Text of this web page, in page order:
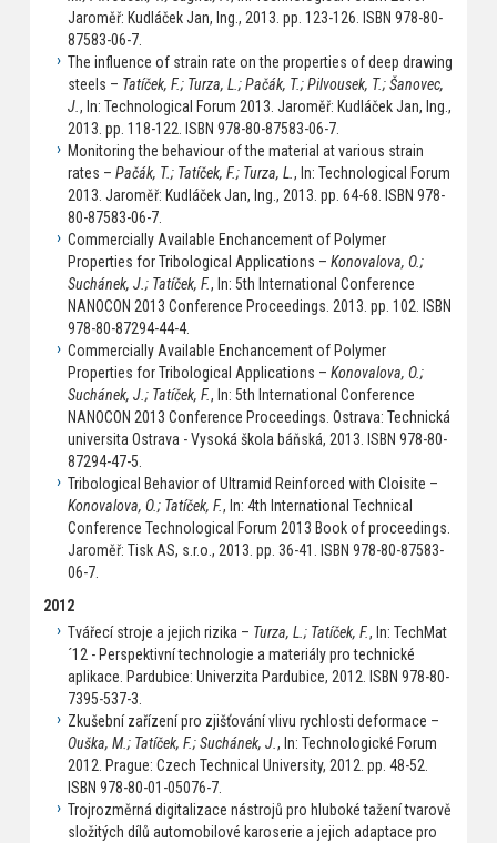
Jaroměř: Kudláček Jan, Ing., 2013. pp. 123-126. ISBN 978-80-
87583-06-7.
The influence of strain rate on the properties of deep drawing
steels – Tatíček, F.; Turza, L.; Pačák, T.; Pilvousek, T.; Šanovec,
J. , In: Technological Forum 2013. Jaroměř: Kudláček Jan, Ing.,
2013. pp. 118-122. ISBN 978-80-87583-06-7.
Monitoring the behaviour of the material at various strain
rates – Pačák, T.; Tatíček, F.; Turza, L. , In: Technological Forum
2013. Jaroměř: Kudláček Jan, Ing., 2013. pp. 64-68. ISBN 978-
80-87583-06-7.
Commercially Available Enchancement of Polymer
Properties for Tribological Applications – Konovalova, O.;
Suchánek, J.; Tatíček, F., In: 5th International Conference
NANOCON 2013 Conference Proceedings. 2013. pp. 102. ISBN
978-80-87294-44-4.
Commercially Available Enchancement of Polymer
Properties for Tribological Applications – Konovalova, O.;
Suchánek, J.; Tatíček, F., In: 5th International Conference
NANOCON 2013 Conference Proceedings. Ostrava: Technická
universita Ostrava - Vysoká škola báňská, 2013. ISBN 978-80-
87294-47-5.
Tribological Behavior of Ultramid Reinforced with Cloisite –
Konovalova, O.; Tatíček, F., In: 4th International Technical
Conference Technological Forum 2013 Book of proceedings.
Jaroměř: Tisk AS, s.r.o., 2013. pp. 36-41. ISBN 978-80-87583-
06-7.
2012
Tvářecí stroje a jejich rizika – Turza, L.; Tatíček, F., In: TechMat
´12 - Perspektivní technologie a materiály pro technické
aplikace. Pardubice: Univerzita Pardubice, 2012. ISBN 978-80-
7395-537-3.
Zkušební zařízení pro zjišťování vlivu rychlosti deformace –
Ouška, M.; Tatíček, F.; Suchánek, J. , In: Technologické Forum
2012. Prague: Czech Technical University, 2012. pp. 48-52.
ISBN 978-80-01-05076-7.
Trojrozměrná digitalizace nástrojů pro hluboké tažení tvarově
složitých dílů automobilové karoserie a jejich adaptace pro